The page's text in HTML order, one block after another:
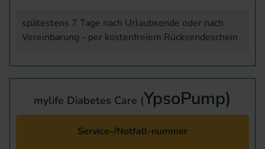
spätestens 7 Tage nach Urlaubsende oder nach
Vereinbarung - per kostenfreiem Rücksendeschein
mylife Diabetes Care (YpsoPump)
Service-/Notfall-nummer